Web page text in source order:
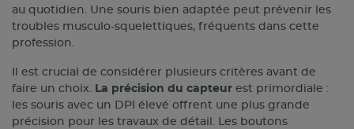
au quotidien. Une souris bien adaptée peut prévenir les
troubles musculo-squelettiques, fréquents dans cette
profession.
Il est crucial de considérer plusieurs critères avant de
faire un choix.
La précision du capteur est primordiale :
les souris avec un DPI élevé offrent une plus grande
précision pour les travaux de détail. Les boutons